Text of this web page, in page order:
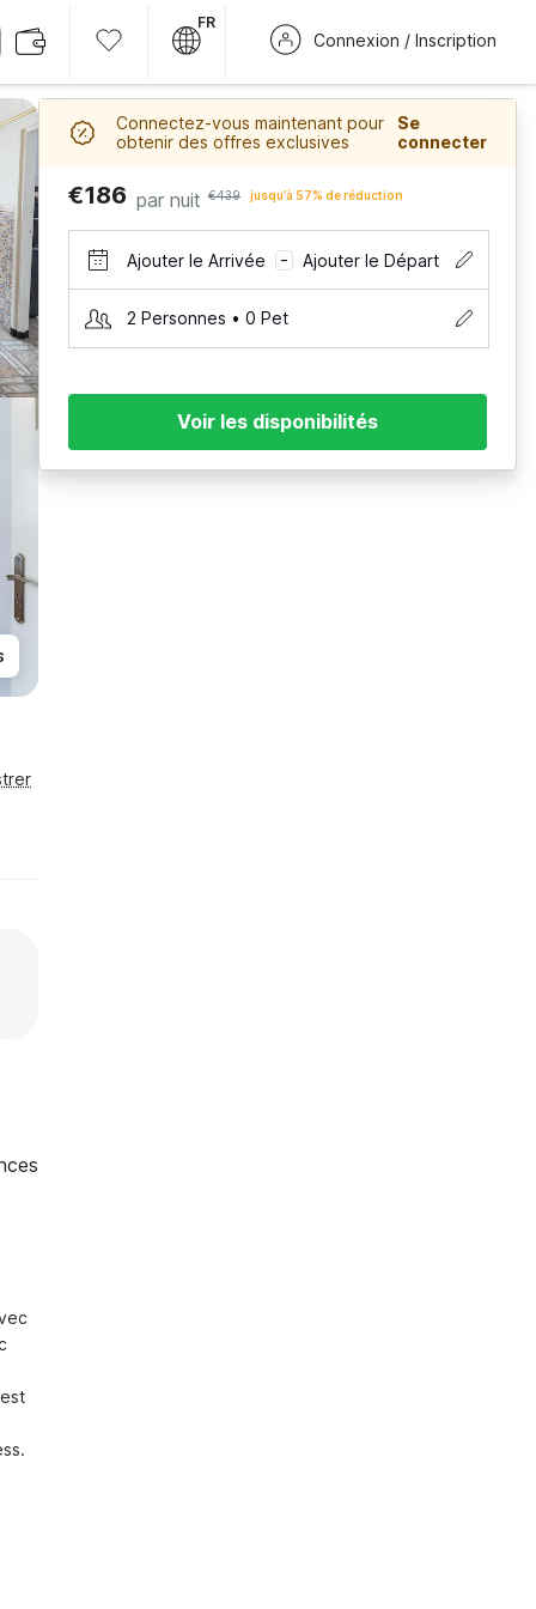
FR
Connexion / Inscription
Connectez-vous maintenant pour
obtenir des offres exclusives
Se
connecter
€186 par nuit €439 jusqu’à 57% de réduction
Ajouter le Arrivée – Ajouter le Départ
2 Personnes • 0 Pet
Voir les disponibilités